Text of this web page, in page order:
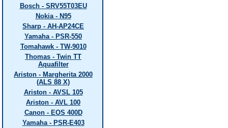
Bosch - SRV55T03EU
Nokia - N95
Sharp - AH-AP24CE
Yamaha - PSR-550
Tomahawk - TW-9010
Thomas - Twin TT
Aquafilter
Ariston - Margherita 2000
(ALS 88 X)
Ariston - AVSL 105
Ariston - AVL 100
Canon - EOS 400D
Yamaha - PSR-E403